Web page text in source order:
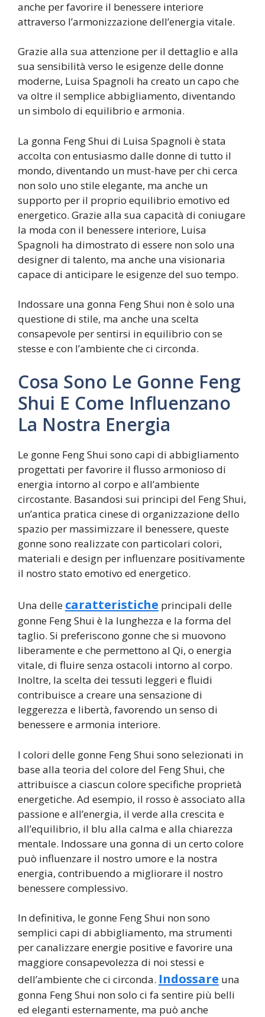
anche per favorire il benessere interiore
attraverso l’armonizzazione dell’energia vitale.
Grazie alla sua attenzione per il dettaglio e alla
sua sensibilità verso le esigenze delle donne
moderne, Luisa Spagnoli ha creato un capo che
va oltre il semplice abbigliamento, diventando
un simbolo di equilibrio e armonia.
La gonna Feng Shui di Luisa Spagnoli è stata
accolta con entusiasmo dalle donne di tutto il
mondo, diventando un must-have per chi cerca
non solo uno stile elegante, ma anche un
supporto per il proprio equilibrio emotivo ed
energetico. Grazie alla sua capacità di coniugare
la moda con il benessere interiore, Luisa
Spagnoli ha dimostrato di essere non solo una
designer di talento, ma anche una visionaria
capace di anticipare le esigenze del suo tempo.
Indossare una gonna Feng Shui non è solo una
questione di stile, ma anche una scelta
consapevole per sentirsi in equilibrio con se
stesse e con l’ambiente che ci circonda.
Cosa Sono Le Gonne Feng
Shui E Come Influenzano
La Nostra Energia
Le gonne Feng Shui sono capi di abbigliamento
progettati per favorire il flusso armonioso di
energia intorno al corpo e all’ambiente
circostante. Basandosi sui principi del Feng Shui,
un’antica pratica cinese di organizzazione dello
spazio per massimizzare il benessere, queste
gonne sono realizzate con particolari colori,
materiali e design per influenzare positivamente
il nostro stato emotivo ed energetico.
Una delle caratteristiche principali delle
gonne Feng Shui è la lunghezza e la forma del
taglio. Si preferiscono gonne che si muovono
liberamente e che permettono al Qi, o energia
vitale, di fluire senza ostacoli intorno al corpo.
Inoltre, la scelta dei tessuti leggeri e fluidi
contribuisce a creare una sensazione di
leggerezza e libertà, favorendo un senso di
benessere e armonia interiore.
I colori delle gonne Feng Shui sono selezionati in
base alla teoria del colore del Feng Shui, che
attribuisce a ciascun colore specifiche proprietà
energetiche. Ad esempio, il rosso è associato alla
passione e all’energia, il verde alla crescita e
all’equilibrio, il blu alla calma e alla chiarezza
mentale. Indossare una gonna di un certo colore
può influenzare il nostro umore e la nostra
energia, contribuendo a migliorare il nostro
benessere complessivo.
In definitiva, le gonne Feng Shui non sono
semplici capi di abbigliamento, ma strumenti
per canalizzare energie positive e favorire una
maggiore consapevolezza di noi stessi e
dell’ambiente che ci circonda. Indossare una
gonna Feng Shui non solo ci fa sentire più belli
ed eleganti esternamente, ma può anche